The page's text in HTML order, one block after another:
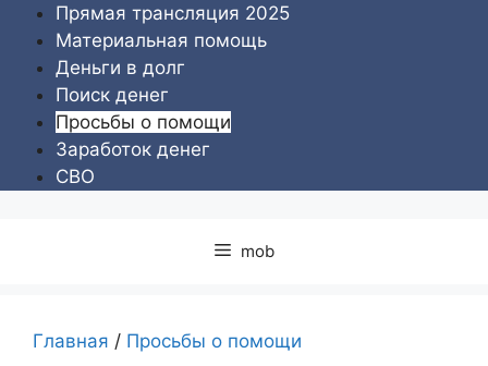
Перейти
содержимому
Прямая трансляция 2025
Материальная помощь
Деньги в долг
Поиск денег
Просьбы о помощи
Заработок денег
СВО
mob
Главная / Просьбы о помощи